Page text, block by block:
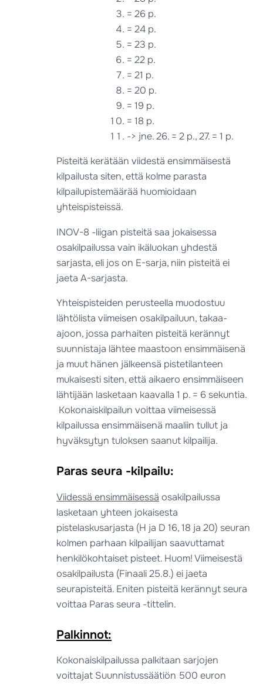
= 26 p.
= 24 p.
= 23 p.
= 22 p.
= 21 p.
= 20 p.
= 19 p.
= 18 p.
-> jne. 26. = 2 p., 27. = 1 p.
Pisteitä kerätään viidestä ensimmäisestä
kilpailusta siten, että kolme parasta
kilpailupistemäärää huomioidaan
yhteispisteissä.
INOV-8 -liigan pisteitä saa jokaisessa
osakilpailussa vain ikäluokan yhdestä
sarjasta, eli jos on E-sarja, niin pisteitä ei
jaeta A-sarjasta.
Yhteispisteiden perusteella muodostuu
lähtölista viimeisen osakilpailuun, takaa-
ajoon, jossa parhaiten pisteitä kerännyt
suunnistaja lähtee maastoon ensimmäisenä
ja muut hänen jälkeensä pistetilanteen
mukaisesti siten, että aikaero ensimmäiseen
lähtijään lasketaan kaavalla 1 p. = 6 sekuntia.
Kokonaiskilpailun voittaa viimeisessä
kilpailussa ensimmäisenä maaliin tullut ja
hyväksytyn tuloksen saanut kilpailija.
Paras seura -kilpailu:
Viidessä ensimmäisessä osakilpailussa
lasketaan yhteen jokaisesta
pistelaskusarjasta (H ja D 16, 18 ja 20) seuran
kolmen parhaan kilpailijan saavuttamat
henkilökohtaiset pisteet. Huom! Viimeisestä
osakilpailusta (Finaali 25.8.) ei jaeta
seurapisteitä. Eniten pisteitä kerännyt seura
voittaa Paras seura -tittelin.
Palkinnot:
Kokonaiskilpailussa palkitaan sarjojen
voittajat Suunnistussäätiön 500 euron